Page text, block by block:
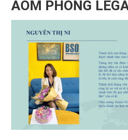
AOM PHÒNG